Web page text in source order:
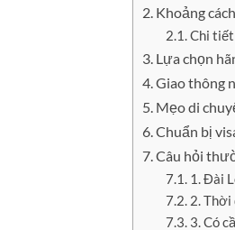
Khoảng
Chi
Lựa chọn
Giao thông
Mẹo di
Chuẩn bị
Câu hỏi
1. Đài
2. Thời
3. Có